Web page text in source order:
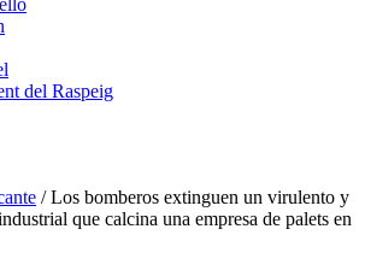
del Raspeig
/Los bomberos extinguen un virulento y
que calcina una empresa de palets en